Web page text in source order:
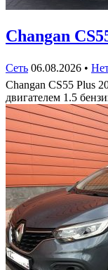
Changan
Сеть 06.08.2026 •
Changan CS55 Plus
двигателем 1.5